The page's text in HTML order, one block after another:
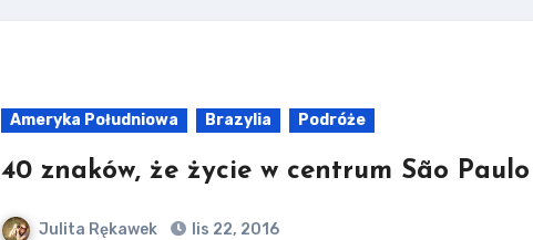
Ameryka Południowa Brazylia Podróże
40 znaków, że życie w centrum São
Julita Rękawek lis 22, 2016